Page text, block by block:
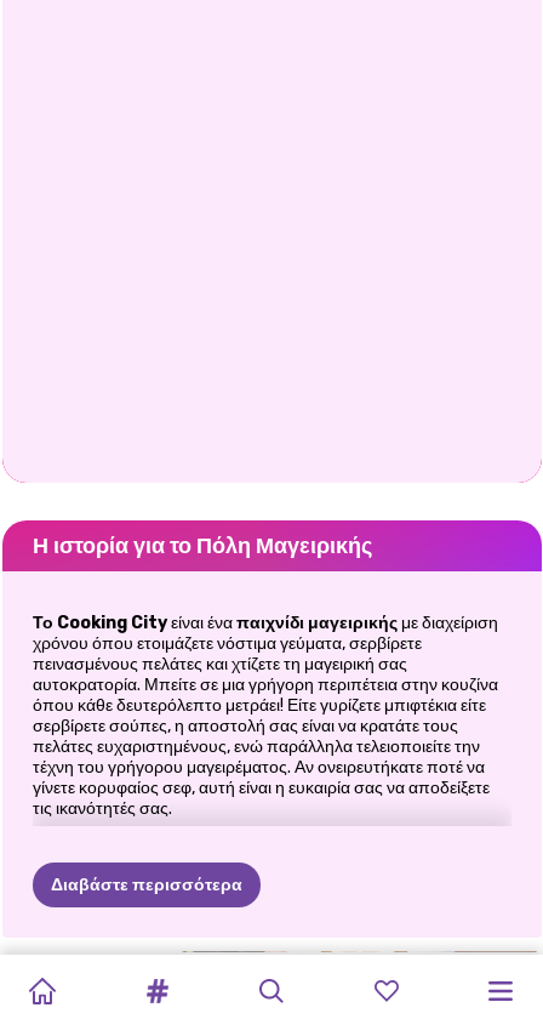
Η ιστορία για το Πόλη Μαγειρικής
Το Cooking Cityείναι έναπαιχνίδι μαγειρικήςμε διαχείριση
χρόνου όπου ετοιμάζετε νόστιμα γεύματα, σερβίρετε
πεινασμένους πελάτες και χτίζετε τη μαγειρική σας
αυτοκρατορία. Μπείτε σε μια γρήγορη περιπέτεια στην κουζίνα
όπου κάθε δευτερόλεπτο μετράει! Είτε γυρίζετε μπιφτέκια είτε
σερβίρετε σούπες, η αποστολή σας είναι να κρατάτε τους
πελάτες ευχαριστημένους, ενώ παράλληλα τελειοποιείτε την
τέχνη του γρήγορου μαγειρέματος. Αν ονειρευτήκατε ποτέ να
γίνετε κορυφαίος σεφ, αυτή είναι η ευκαιρία σας να αποδείξετε
τις ικανότητές σας.
🍔 Μαγειρέψτε γρήγορα, σερβίρετε
έξυπνα
αποτελεσματικά
Διαβάστε περισσότερα
ΜΕΓΙΣΤΆΝΑΣ
CAPYBARA
ΒΟΥΤΎΡΟΥ
ΚΟΎΚΛΑ
LABUBU
ΡΕΎΜΑ
MUKBANG:
ΣΥΝΤΑΓΉ
ΠΑΡΑΣΚΕΥΑΣΤΉΣ
ΤΟΎΡΤΑΣ
POP
ΑΦΕΝΤΙΚΆ